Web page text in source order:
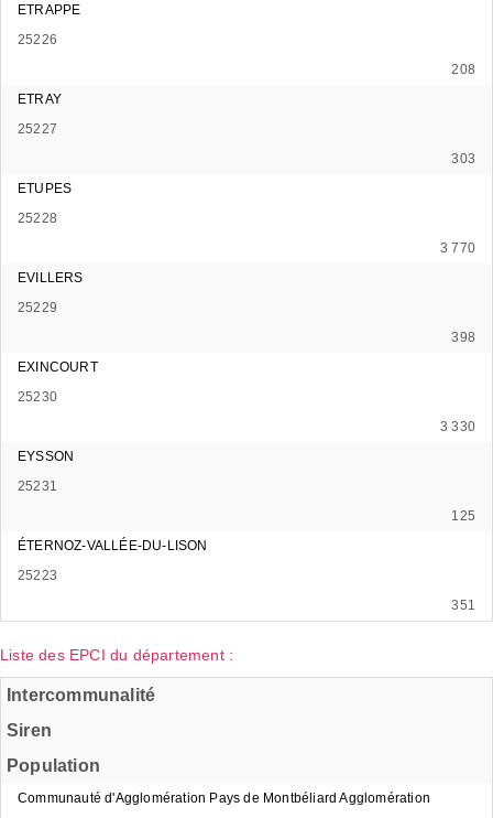
ETRAPPE
25226
208
ETRAY
25227
303
ETUPES
25228
3 770
EVILLERS
25229
398
EXINCOURT
25230
3 330
EYSSON
25231
125
ÉTERNOZ-VALLÉE-DU-LISON
25223
351
Liste des EPCI du département :
Intercommunalité
Siren
Population
Communauté d'Agglomération Pays de Montbéliard Agglomération